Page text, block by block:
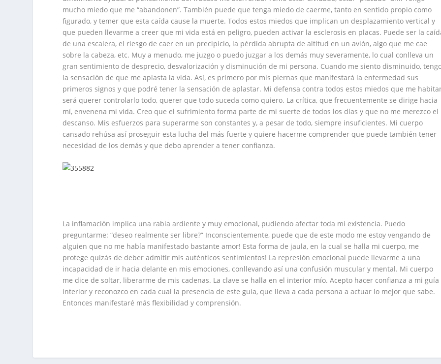
mucho miedo que me “abandonen”. También puede que tenga miedo de caerme, tanto en sentido propio como
figurado, y temer que esta caída cause la muerte. Todos estos miedos que implican un desplazamiento vertical y
que pueden llevarme a creer que mi vida está en peligro, pueden activar la esclerosis en placas. Puede ser la
de una escalera, el riesgo de caer en un precipicio, la pérdida abrupta de altitud en un avión, algo que me cae
sobre la cabeza, etc. Muy a menudo, me juzgo o puedo juzgar a los demás muy severamente, lo cual conlleva un
gran sentimiento de desprecio, desvalorización y disminución de mi persona. Cuando me siento disminuido,
la sensación de que me aplasta la vida. Así, es primero por mis piernas que manifestará la enfermedad sus
primeros signos y que podré tener la sensación de aplastar. Mi defensa contra todos estos miedos que me
será querer controlarlo todo, querer que todo suceda como quiero. La crítica, que frecuentemente se dirige hacia
mí, envenena mi vida. Creo que el sufrimiento forma parte de mi suerte de todos los días y que no me merezco el
descanso. Mis esfuerzos para superarme son constantes y, a pesar de todo, siempre insuficientes. Mi cuerpo
cansado rehúsa así proseguir esta lucha del más fuerte y quiere hacerme comprender que puede también tener
necesidad de los demás y que debo aprender a tener confianza.
La inflamación implica una rabia ardiente y muy emocional, pudiendo afectar toda mi existencia. Puedo
preguntarme: “deseo realmente ser libre?” Inconscientemente, puede que de este modo me estoy vengando de
alguien que no me había manifestado bastante amor! Esta forma de jaula, en la cual se halla mi cuerpo, me
protege quizás de deber admitir mis auténticos sentimientos! La represión emocional puede llevarme a una
incapacidad de ir hacia delante en mis emociones, conllevando así una confusión muscular y mental. Mi cuerpo
me dice de soltar, liberarme de mis cadenas. La clave se halla en el interior mío. Acepto hacer confianza a mi guía
interior y reconozco en cada cual la presencia de este guía, que lleva a cada persona a actuar lo mejor que sabe.
Entonces manifestaré más flexibilidad y comprensión.